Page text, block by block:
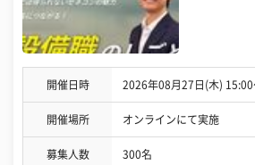
開催日時 2026年08月27日(木) 15:00
開催場所 オンラインにて実施
募集人数 300名